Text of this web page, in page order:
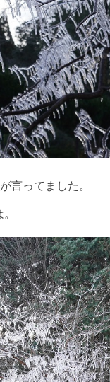
言ってました。